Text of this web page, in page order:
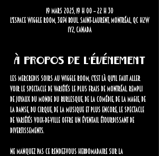
19 mars 2025, 19 h 00 – 22 h 30
L'Espace Wiggle Room, 3874 Boul. Saint-Laurent, Montréal, QC H2W
1Y2, Canada
À propos de l'événement
Les mercredis soirs au Wiggle Room, c'est là qu'il faut aller
voir le spectacle de variétés le plus frais de Montréal. Rempli
de joyaux du monde du burlesque, de la comédie, de la magie, de
la danse, du cirque, de la musique et plus encore, le spectacle
de variétés Voix-de-Ville offre un éventail étourdissant de
divertissements.
Ne manquez pas ce rendez-vous hebdomadaire sur la